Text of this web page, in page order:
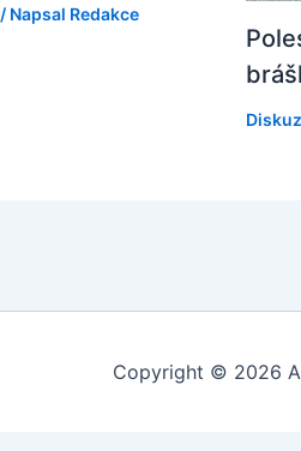
/ Napsal Redakce
Copyright © 2026